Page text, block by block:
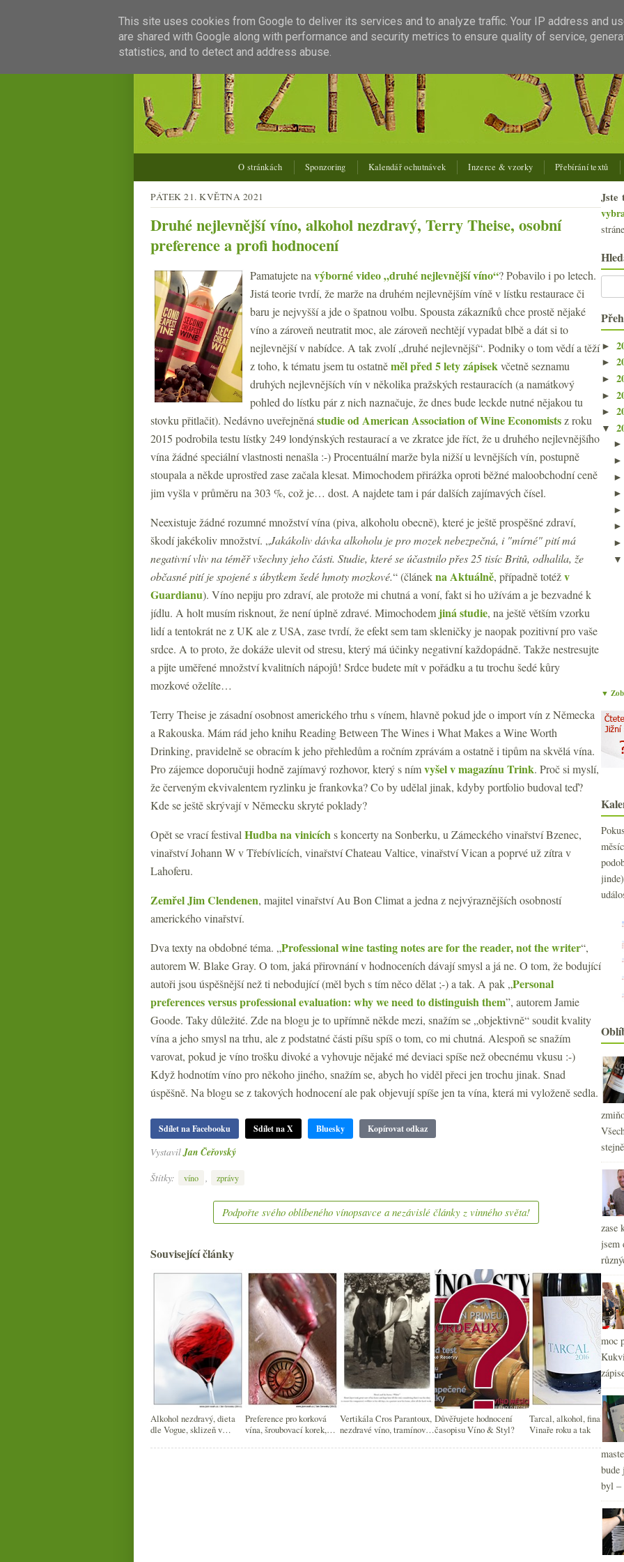
O stránkách Sponzoring Kalendář ochutnávek Inzerce & vzorky Přebírání textů
PÁTEK 21. KVĚTNA 2021
Druhé nejlevnější víno, alkohol nezdravý, Terry Theise, osobní
preference a profi hodnocení
Pamatujete na výborné video „druhé nejlevnější víno“? Pobavilo i po letech.
Jistá teorie tvrdí, že marže na druhém nejlevnějším víně v lístku restaurace či
baru je nejvyšší a jde o špatnou volbu. Spousta zákazníků chce prostě nějaké
víno a zároveň neutratit moc, ale zároveň nechtějí vypadat blbě a dát si to
nejlevnější v nabídce. A tak zvolí „druhé nejlevnější“. Podniky o tom vědí a těží
z toho, k tématu jsem tu ostatněměl před 5 lety zápisekvčetně seznamu
druhých nejlevnějších vín v několika pražských restauracích (a namátkový
pohled do lístku pár z nich naznačuje, že dnes bude leckde nutné nějakou tu
stovku přitlačit). Nedávno uveřejněná studie od American Association of Wine Economistsz roku
2015 podrobila testu lístky 249 londýnských restaurací a ve zkratce jde říct, že u druhého nejlevnějšího
vína žádné speciální vlastnosti nenašla :-) Procentuální marže byla nižší u levnějších vín, postupně
stoupala a někde uprostřed zase začala klesat. Mimochodem přirážka oproti běžné maloobchodní ceně
jim vyšla v průměru na 303 %, což je… dost. A najdete tam i pár dalších zajímavých čísel.
Neexistuje žádné rozumné množství vína (piva, alkoholu obecně), které je ještě prospěšné zdraví,
škodí jakékoliv množství. „Jakákoliv dávka alkoholu je pro mozek nebezpečná, i "mírné" pití má
negativní vliv na téměř všechny jeho části. Studie, které se účastnilo přes 25 tisíc Britů, odhalila, že
občasné pití je spojené s úbytkem šedé hmoty mozkové.“ (článekna Aktuálně, případně totéžv
Guardianu). Víno nepiju pro zdraví, ale protože mi chutná a voní, fakt si ho užívám a je bezvadné k
jídlu. A holt musím risknout, že není úplně zdravé. Mimochodem jiná studie, na ještě větším vzorku
lidí a tentokrát ne z UK ale z USA, zase tvrdí, že efekt sem tam skleničky je naopak pozitivní pro vaše
srdce. A to proto, že dokáže ulevit od stresu, který má účinky negativní každopádně. Takže nestresujte
a pijte uměřené množství kvalitních nápojů! Srdce budete mít v pořádku a tu trochu šedé kůry
mozkové oželíte…
Terry Theise je zásadní osobnost amerického trhu s vínem, hlavně pokud jde o import vín z Německa
a Rakouska. Mám rád jeho knihu Reading Between The Wines i What Makes a Wine Worth
Drinking, pravidelně se obracím k jeho přehledům a ročním zprávám a ostatně i tipům na skvělá vína.
Pro zájemce doporučuji hodně zajímavý rozhovor, který s nímvyšel v magazínu Trink. Proč si myslí,
že červeným ekvivalentem ryzlinku je frankovka? Co by udělal jinak, kdyby portfolio budoval teď?
Kde se ještě skrývají v Německu skryté poklady?
Opět se vrací festival Hudba na vinicíchs koncerty na Sonberku, u Zámeckého vinařství Bzenec,
vinařství Johann W v Třebívlicích, vinařství Chateau Valtice, vinařství Vican a poprvé už zítra v
Lahoferu.
Zemřel Jim Clendenen, majitel vinařství Au Bon Climat a jedna z nejvýraznějších osobností
amerického vinařství.
Dva texty na obdobné téma. „Professional wine tasting notes are for the reader, not the writer“,
autorem W. Blake Gray. O tom, jaká přirovnání v hodnoceních dávají smysl a já ne. O tom, že bodující
autoři jsou úspěšnější než ti nebodující (měl bych s tím něco dělat ;-) a tak. A pak „Personal
preferences versus professional evaluation: why we need to distinguish them”, autorem Jamie
Goode. Taky důležité. Zde na blogu je to upřímně někde mezi, snažím se „objektivně“ soudit kvality
vína a jeho smysl na trhu, ale z podstatné části píšu spíš o tom, co mi chutná. Alespoň se snažím
varovat, pokud je víno trošku divoké a vyhovuje nějaké mé deviaci spíše než obecnému vkusu :-)
Když hodnotím víno pro někoho jiného, snažím se, abych ho viděl přeci jen trochu jinak. Snad
úspěšně. Na blogu se z takových hodnocení ale pak objevují spíše jen ta vína, která mi vyloženě sedla.
Sdílet na Facebooku Sdílet na X Bluesky Kopírovat odkaz
VystavilJan Čeřovský
Štítky:
víno zprávy
Podpořte svého oblíbeného vínopsavce a nezávislé články z vinného světa!
Související články
Alkohol nezdravý, dieta
dle Vogue, sklizeň v
robotický číšník
Preference pro korková
vína, šroubovací korek,
seznamka pro vínomilce
Vertikála Cros Parantoux,
nezdravé víno, tramínový
Důvěřujete hodnocení
časopisu Víno & Styl?
Tarcal, alkohol, finalisté
Vinaře roku a tak
Jste
►
►
►
►
►
▼
►
►
►
►
►
►
►
►
►
►
►
►
►
▼
zase
jsem
moc
bude
byl –
This site uses cookies from Google to deliver its services and to analyze traffic. Your IP address and
are shared with Google along with performance and security metrics to ensure quality of service,
statistics, and to detect and address abuse.